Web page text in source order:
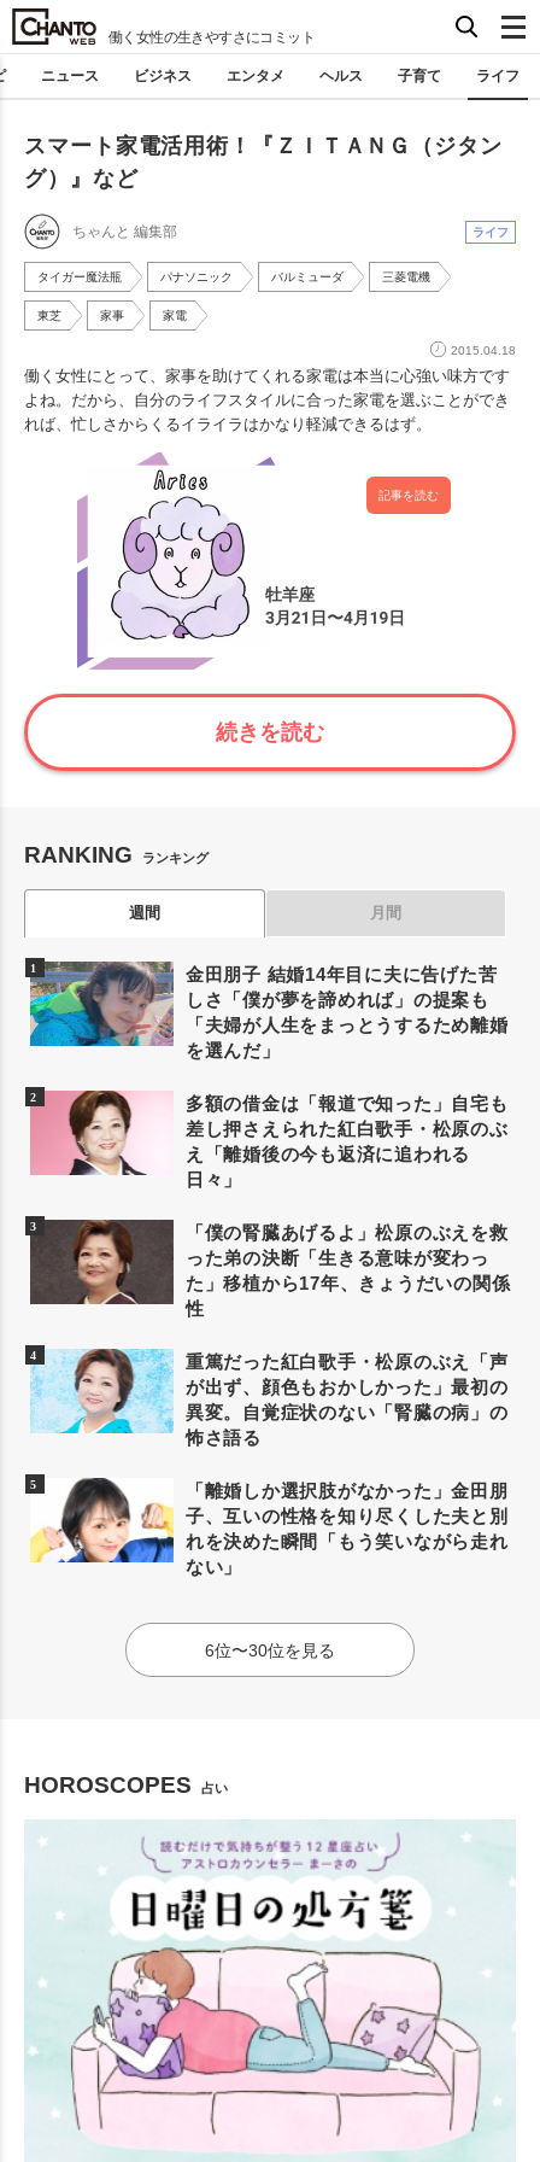
働く女性の生きやすさにコミット
ニュース ビジネス エンタメ ヘルス 子育て ライフ
スマート家電活用術！『ＺＩＴＡＮＧ（ジタン
グ）』など
ちゃんと 編集部 ライフ
タイガー魔法瓶 パナソニック バルミューダ 三菱電機
東芝 家事 家電
2015.04.18
働く女性にとって、家事を助けてくれる家電は本当に心強い味方です
よね。だから、自分のライフスタイルに合った家電を選ぶことができ
れば、忙しさからくるイライラはかなり軽減できるはず。
記事を読む
続きを読む
RANKING ランキング
週間 月間
金田朋子 結婚14年目に夫に告げた苦
しさ「僕が夢を諦めれば」の提案も
「夫婦が人生をまっとうするため離婚
を選んだ」
多額の借金は「報道で知った」自宅も
差し押さえられた紅白歌手・松原のぶ
え「離婚後の今も返済に追われる
日々」
「僕の腎臓あげるよ」松原のぶえを救
った弟の決断「生きる意味が変わっ
た」移植から17年、きょうだいの関係
性
重篤だった紅白歌手・松原のぶえ「声
が出ず、顔色もおかしかった」最初の
異変。自覚症状のない「腎臓の病」の
怖さ語る
「離婚しか選択肢がなかった」金田朋
子、互いの性格を知り尽くした夫と別
れを決めた瞬間「もう笑いながら走れ
ない」
6位〜30位を見る
HOROSCOPES 占い